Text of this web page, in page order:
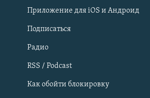
Qırımtatar
ПРИСОЕДИНЯЙТЕСЬ!
Приложение для iOS и Андроид
Подписаться
Радио
RSS / Podcast
Как обойти блокировку